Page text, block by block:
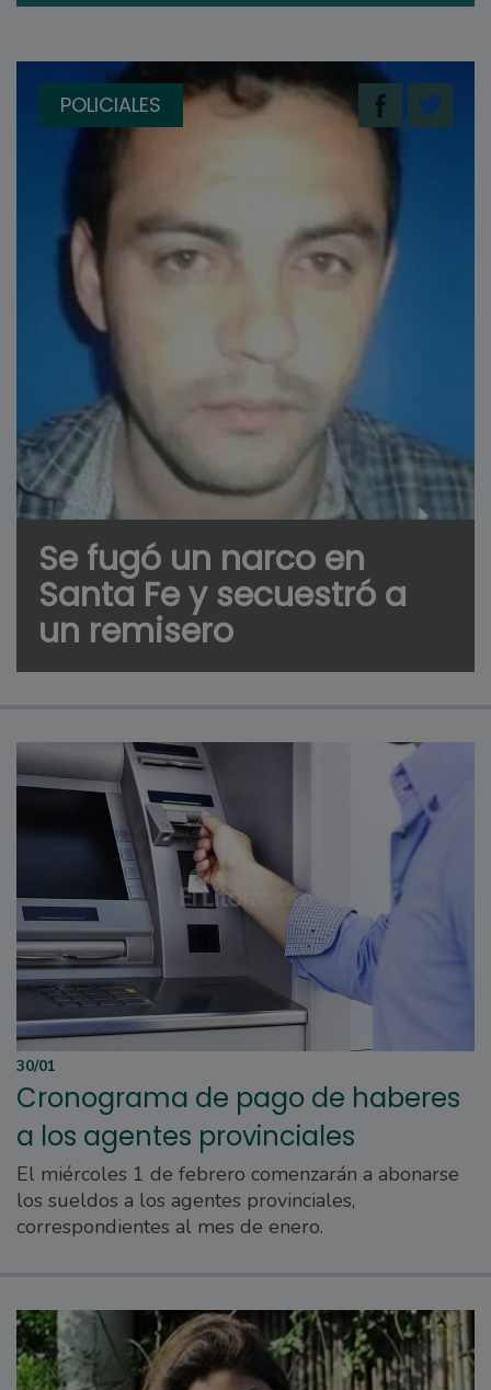
POLICIALES
Se fugó un narco en
Santa Fe y secuestró a
un remisero
30/01
Cronograma de pago de haberes
a los agentes provinciales
El miércoles 1 de febrero comenzarán a abonarse
los sueldos a los agentes provinciales,
correspondientes al mes de enero.